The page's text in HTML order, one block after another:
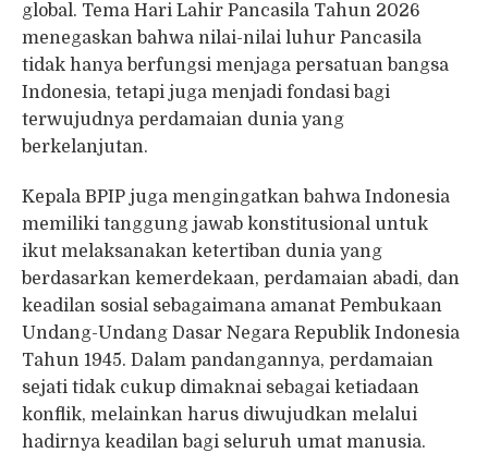
global. Tema Hari Lahir Pancasila Tahun 2026
menegaskan bahwa nilai-nilai luhur Pancasila
tidak hanya berfungsi menjaga persatuan bangsa
Indonesia, tetapi juga menjadi fondasi bagi
terwujudnya perdamaian dunia yang
berkelanjutan.
Kepala BPIP juga mengingatkan bahwa Indonesia
memiliki tanggung jawab konstitusional untuk
ikut melaksanakan ketertiban dunia yang
berdasarkan kemerdekaan, perdamaian abadi, dan
keadilan sosial sebagaimana amanat Pembukaan
Undang-Undang Dasar Negara Republik Indonesia
Tahun 1945. Dalam pandangannya, perdamaian
sejati tidak cukup dimaknai sebagai ketiadaan
konflik, melainkan harus diwujudkan melalui
hadirnya keadilan bagi seluruh umat manusia.